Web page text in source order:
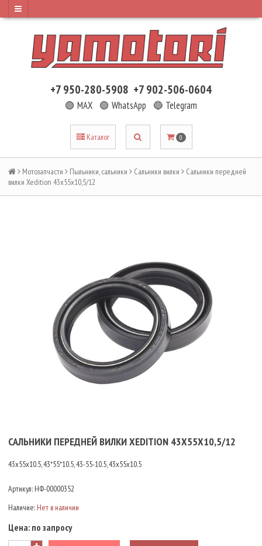
+7 950-280-5908 +7 902-506-0604
🟢 MAX 🟢 WhatsApp 🔵 Telegram
Каталог 0
Мотозапчасти Пыльники, сальники Сальники вилки
Сальники передней
вилки Xedition 43x55x10,5/12
САЛЬНИКИ ПЕРЕДНЕЙ ВИЛКИ XEDITION 43X55X10,5/12
43x55x10.5, 43*55*10.5, 43-55-10.5, 43х55х10.5
Артикул: НФ-00000352
Наличие: Нет в наличии
Цена: по запросу